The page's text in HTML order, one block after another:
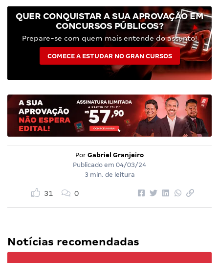
QUER CONQUISTAR A SUA APROVAÇÃO EM
CONCURSOS PÚBLICOS?
Prepare-se com quem mais entende do assunto!
COMECE A ESTUDAR NO GRAN CURSOS
Por Gabriel Granjeiro
Publicado em 04/03/24
3 min. de leitura
31 0
Notícias recomendadas